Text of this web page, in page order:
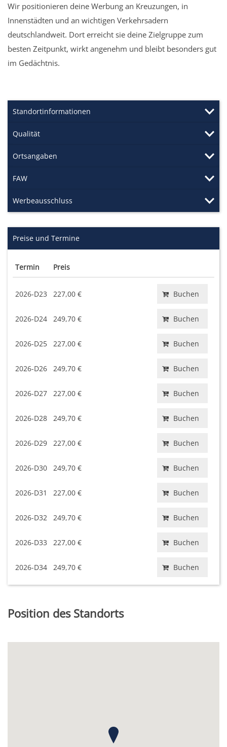
Wir positionieren deine Werbung an Kreuzungen, in
Innenstädten und an wichtigen Verkehrsadern
deutschlandweit. Dort erreicht sie deine Zielgruppe zum
besten Zeitpunkt, wirkt angenehm und bleibt besonders gut
im Gedächtnis.
Standortinformationen
Qualität
Ortsangaben
FAW
Werbeausschluss
Preise und Termine
Termin Preis
2026-D23 227,00 € Buchen
2026-D24 249,70 € Buchen
2026-D25 227,00 € Buchen
2026-D26 249,70 € Buchen
2026-D27 227,00 € Buchen
2026-D28 249,70 € Buchen
2026-D29 227,00 € Buchen
2026-D30 249,70 € Buchen
2026-D31 227,00 € Buchen
2026-D32 249,70 € Buchen
2026-D33 227,00 € Buchen
2026-D34 249,70 € Buchen
Position des Standorts